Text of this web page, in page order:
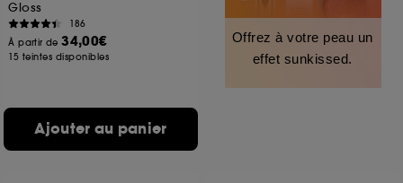
Gloss
186
À partir de34,00€
15 teintes disponibles
Ajouter au panier
Offrez à votre peau un
effet sunkissed.